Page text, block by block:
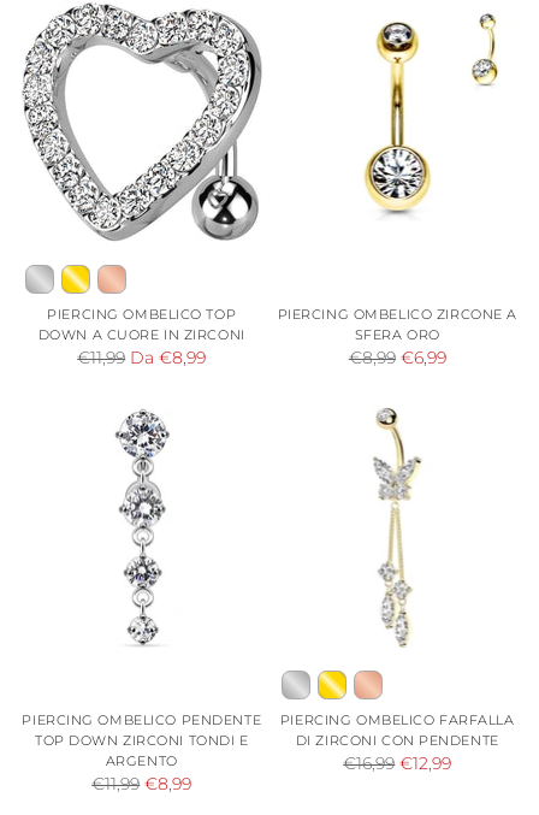
PIERCING OMBELICO TOP
DOWN A CUORE IN ZIRCONI
Prezzo
€11,99 Da €8,99
PIERCING OMBELICO ZIRCONE A
SFERA ORO
Prezzo
listino
€8,99 €6,99
PIERCING OMBELICO PENDENTE
TOP DOWN ZIRCONI TONDI E
ARGENTO
Prezzo
€11,99 €8,99
PIERCING OMBELICO FARFALLA
DI ZIRCONI CON PENDENTE
Prezzo
€16,99 €12,99